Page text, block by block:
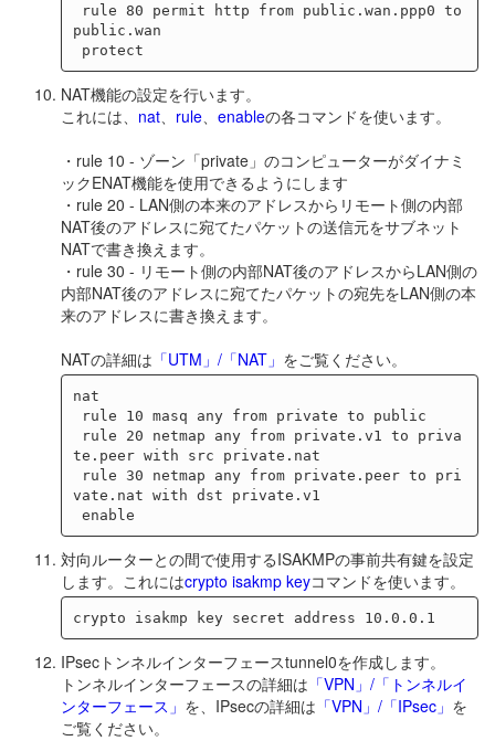
public.wan
NAT機能の設定を行います。
これには、 nat、 rule、 enableの各コマンドを使います。
・rule 10 - ゾーン「private」のコンピューターがダイナミ
ックENAT機能を使用できるようにします
・rule 20 - LAN側の本来のアドレスからリモート側の内部
NAT後のアドレスに宛てたパケットの送信元をサブネット
NATで書き換えます。
・rule 30 - リモート側の内部NAT後のアドレスからLAN側の
内部NAT後のアドレスに宛てたパケットの宛先をLAN側の本
来のアドレスに書き換えます。
NATの詳細は 「UTM」/「NAT」 をご覧ください。
nat
te.peer with src private.nat
vate.nat with dst private.v1
対向ルーターとの間で使用するISAKMPの事前共有鍵を設定
します。これにはcrypto isakmp keyコマンドを使います。
IPsecトンネルインターフェースtunnel0を作成します。
トンネルインターフェースの詳細は 「VPN」/「トンネルイ
ンターフェース」 を、IPsecの詳細は 「VPN」/「IPsec」 を
ご覧ください。